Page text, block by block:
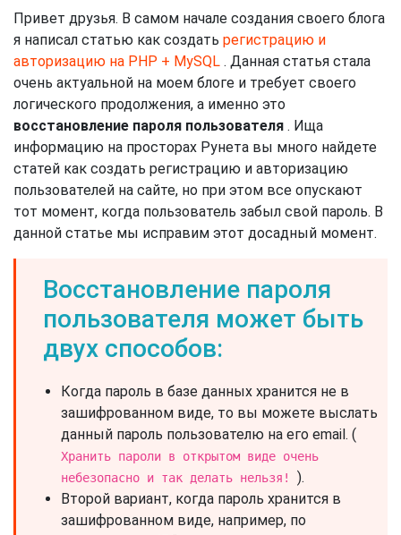
Привет друзья. В самом начале создания своего блога
я написал статью как создать регистрацию и
авторизацию на PHP + MySQL . Данная статья стала
очень актуальной на моем блоге и требует своего
логического продолжения, а именно это
восстановление пароля пользователя . Ища
информацию на просторах Рунета вы много найдете
статей как создать регистрацию и авторизацию
пользователей на сайте, но при этом все опускают
тот момент, когда пользователь забыл свой пароль. В
данной статье мы исправим этот досадный момент.
Восстановление пароля
пользователя может быть
двух способов:
Когда пароль в базе данных хранится не в
зашифрованном виде, то вы можете выслать
данный пароль пользователю на его email. (
Хранить пароли в открытом виде очень
небезопасно и так делать нельзя! ).
Второй вариант, когда пароль хранится в
зашифрованном виде, например, по